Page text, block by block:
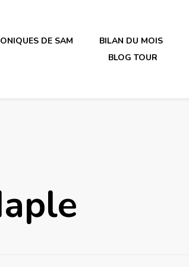
en plastique
DE SAM BILAN DU MOIS
BLOG TOUR